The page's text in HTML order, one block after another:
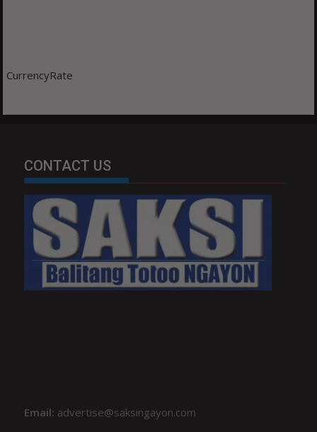
CurrencyRate
CONTACT US
Email: advertise@saksingayon.com